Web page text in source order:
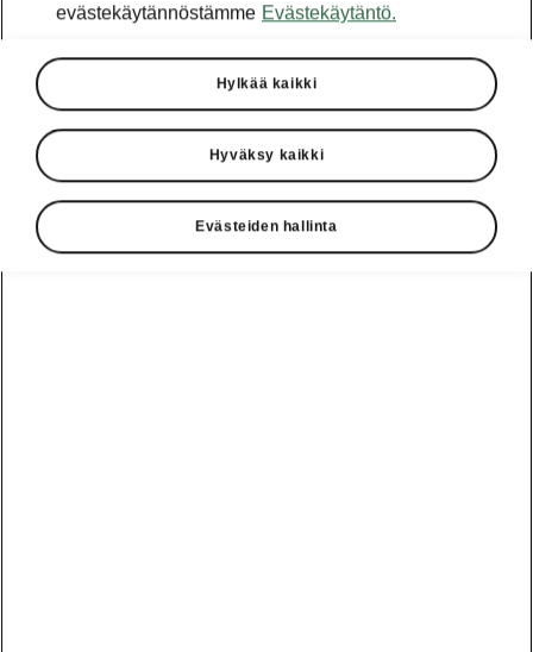
evästekäytännöstämme Evästekäytäntö.
Hylkää kaikki
Hyväksy kaikki
Evästeiden hallinta